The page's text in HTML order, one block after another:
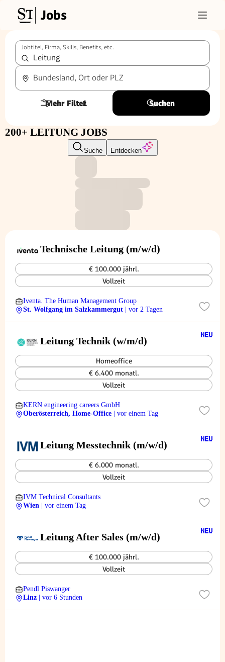
Jobs
Jobtitel, Firma, Skills, Benefits, etc.
Bundesland, Ort oder PLZ
Mehr Filter
1 Suchen
200+ LEITUNG JOBS
Suche Entdecken
Technische Leitung (m/w/d)
€ 100.000 jährl.
Vollzeit
Iventa. The Human Management Group
St. Wolfgang im Salzkammergut
| vor 2 Tagen
Leitung Technik (w/m/d)
Homeoffice
€ 6.400 monatl.
Vollzeit
KERN engineering careers GmbH
Oberösterreich, Home-Office
| vor einem Tag
Leitung Messtechnik (m/w/d)
€ 6.000 monatl.
Vollzeit
IVM Technical Consultants
Wien
| vor einem Tag
Leitung After Sales (m/w/d)
€ 100.000 jährl.
Vollzeit
Pendl Piswanger
Linz
| vor 6 Stunden